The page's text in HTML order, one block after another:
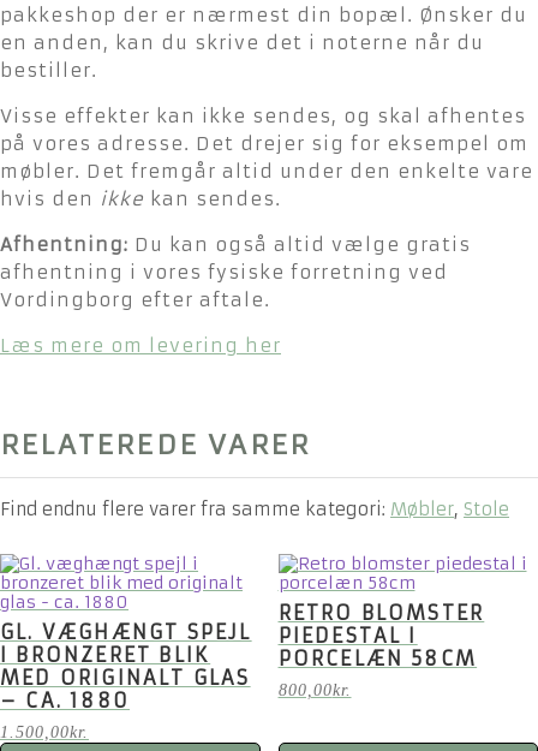
pakkeshop der er nærmest din bopæl. Ønsker du
en anden, kan du skrive det i noterne når du
bestiller.
Visse effekter kan ikke sendes, og skal afhentes
på vores adresse. Det drejer sig for eksempel om
møbler. Det fremgår altid under den enkelte vare
hvis den ikke kan sendes.
Afhentning: Du kan også altid vælge gratis
afhentning i vores fysiske forretning ved
Vordingborg efter aftale.
Læs mere om levering her
RELATEREDE VARER
Find endnu flere varer fra samme kategori: Møbler, Stole
GL. VÆGHÆNGT SPEJL
I BRONZERET BLIK
MED ORIGINALT GLAS
– CA. 1880
1.500,00kr.
RETRO BLOMSTER
PIEDESTAL I
PORCELÆN 58CM
800,00kr.